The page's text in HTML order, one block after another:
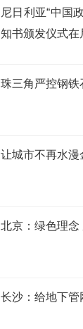
尼日利亚“中国
知书颁发仪式
珠三角严控钢铁
让城市不再水漫
北京：绿色理念
长沙：给地下管